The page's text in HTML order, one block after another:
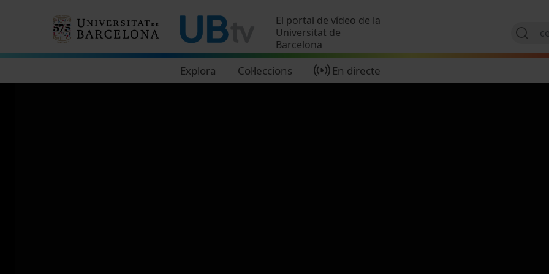
El portal de vídeo de la
Universitat de
Barcelona
Explora Col·leccions En directe